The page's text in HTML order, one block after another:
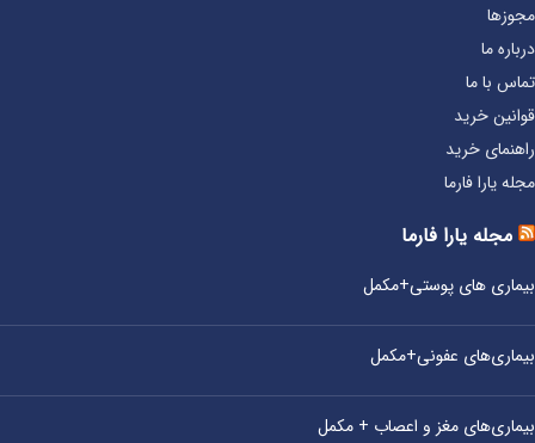
مجوزها
درباره ما
تماس با ما
قوانین خرید
راهنمای خرید
مجله یارا فارما
مجله یارا فارما
بیماری‌ های پوستی+مکمل
بیماری‌های عفونی+مکمل
بیماری‌های مغز و اعصاب + مکمل